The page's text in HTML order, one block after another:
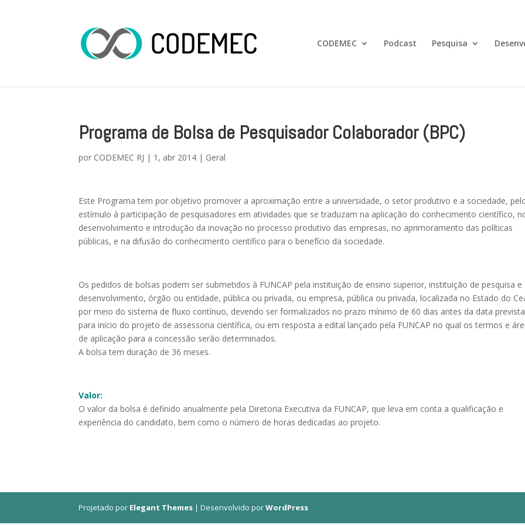
CODEMEC Podcast Pesquisa
Programa de Bolsa de Pesquisador Colaborador (BPC)
por CODEMEC RJ | 1, abr 2014 | Geral
Este Programa tem por objetivo promover a aproximação entre a universidade, o setor produtivo e a sociedade,
estímulo à participação de pesquisadores em atividades que se traduzam na aplicação do conhecimento científico,
desenvolvimento e introdução da inovação no processo produtivo das empresas, no aprimoramento das políticas
públicas, e na difusão do conhecimento científico para o benefício da sociedade.
Os pedidos de bolsas podem ser submetidos à FUNCAP pela instituição de ensino superior, instituição de pesquisa e
desenvolvimento, órgão ou entidade, pública ou privada, ou empresa, pública ou privada, localizada no Estado do
por meio do sistema de fluxo contínuo, devendo ser formalizados no prazo mínimo de 60 dias antes da data prevista
para início do projeto de assessoria científica, ou em resposta a edital lançado pela FUNCAP no qual os termos e
de aplicação para a concessão serão determinados.
A bolsa tem duração de 36 meses.
Valor:
O valor da bolsa é definido anualmente pela Diretoria Executiva da FUNCAP, que leva em conta a qualificação e
experiência do candidato, bem como o número de horas dedicadas ao projeto.
Projetado por Elegant Themes | Desenvolvido porWordPress